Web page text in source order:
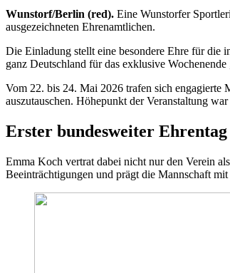
Wunstorf/Berlin (red). Eine Wunstorfer
ausgezeichneten Ehrenamtlichen.
Die Einladung stellt eine besondere Ehre für die
ganz Deutschland für das exklusive
Vom 22. bis 24. Mai 2026 trafen sich engagierte
auszutauschen. Höhepunkt der Veranstaltung
Erster bundesweiter Ehrentag
Emma Koch vertrat dabei nicht nur den Verein
Beeinträchtigungen und prägt die Mannschaft